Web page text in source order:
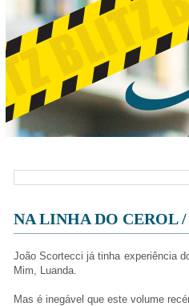
NA LINHA DO CEROL
João Scortecci já tinha experiência
Mim, Luanda.
Mas é inegável que este volume